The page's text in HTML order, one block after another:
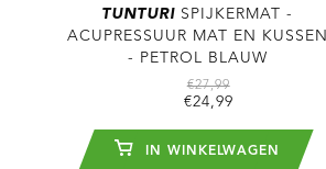
TUNTURI SPIJKERMAT -
ACUPRESSUUR MAT EN KUSSEN
- PETROL BLAUW
€27,99
€24,99
IN WINKELWAGEN